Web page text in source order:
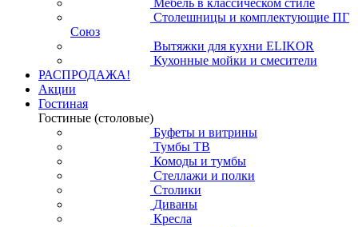
Столешницы и комплектующие ПГ
Союз
Вытяжки для кухни ELIKOR
Кухонные мойки и смесители
РАСПРОДАЖА!
Акции
Гостиная
Гостиные (столовые)
Буфеты и витрины
Тумбы ТВ
Комоды и тумбы
Стеллажи и полки
Столики
Диваны
Кресла